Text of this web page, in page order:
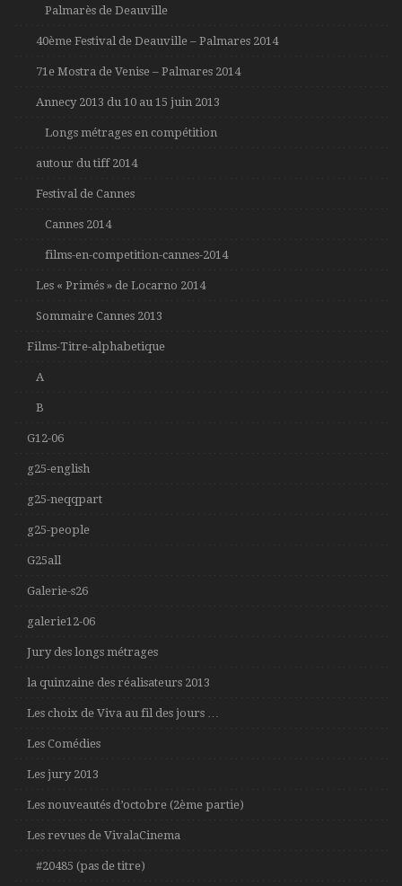
Palmarès de Deauville
40ème Festival de Deauville – Palmares 2014
71e Mostra de Venise – Palmares 2014
Annecy 2013 du 10 au 15 juin 2013
Longs métrages en compétition
autour du tiff 2014
Festival de Cannes
Cannes 2014
films-en-competition-cannes-2014
Les « Primés » de Locarno 2014
Sommaire Cannes 2013
Films-Titre-alphabetique
A
B
G12-06
g25-english
g25-neqqpart
g25-people
G25all
Galerie-s26
galerie12-06
Jury des longs métrages
la quinzaine des réalisateurs 2013
Les choix de Viva au fil des jours …
Les Comédies
Les jury 2013
Les nouveautés d’octobre (2ème partie)
Les revues de VivalaCinema
#20485 (pas de titre)